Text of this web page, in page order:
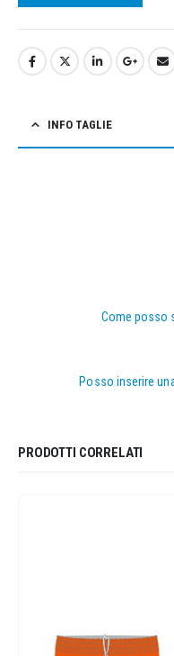
INFO TAGLIE
Come posso
Posso inserire
PRODOTTI CORRELATI